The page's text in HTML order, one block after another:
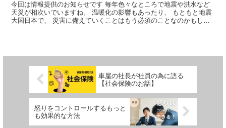
今回は情報提供のお知らせです 毎年色々なところで地震や洪水など
天災が相次いでいますね。 温暖化の影響もあったり、 もともと地震
大国日本で、 災害に備えていくことはもう必須のことなのかもしれ
車屋の社長が社員の為に語る
【社会保険のお話】
怒りをコントロールするもっと
も効果的な方法